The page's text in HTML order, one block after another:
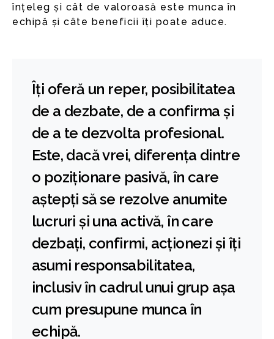
înțeleg și cât de valoroasă este munca în
echipă și câte beneficii îți poate aduce.
Îți oferă un reper, posibilitatea
de a dezbate, de a confirma și
de a te dezvolta profesional.
Este, dacă vrei, diferența dintre
o poziționare pasivă, în care
aștepți să se rezolve anumite
lucruri și una activă, în care
dezbați, confirmi, acționezi și îți
asumi responsabilitatea,
inclusiv în cadrul unui grup așa
cum presupune munca în
echipă.